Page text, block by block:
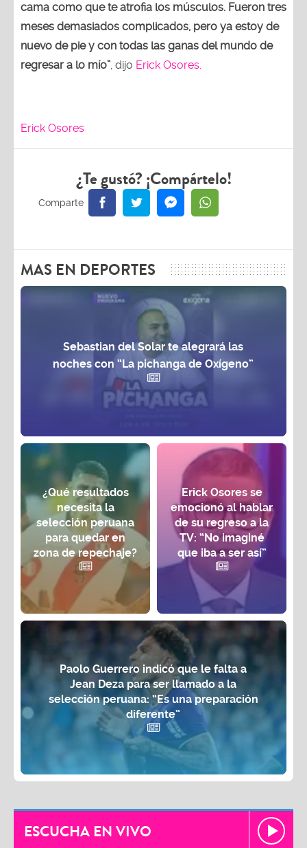
cama como que te atrofia los músculos. Fueron tres
meses demasiados complicados, pero ya estoy de
nuevo de pie y con todas las ganas del mundo de
regresar a lo mío”, dijo Erick Osores.
Erick Osores
¿Te gustó? ¡Compártelo!
MAS EN DEPORTES
Sebastian del Solar te alegrará las
noches con “La pichanga de Oxígeno”
¿Qué resultados
necesita la
selección peruana
para quedar en
zona de repechaje?
Erick Osores se
emocionó al hablar
de su regreso a la
TV: “No imaginé
que iba a ser así”
Paolo Guerrero indicó que le falta a
Jean Deza para ser llamado a la
selección peruana: “Es una preparación
diferente”
ESCUCHA EN VIVO